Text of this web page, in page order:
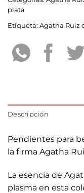
plata
Etiqueta: Agatha Ruiz
Descripción
Pendientes para
la firma Agatha
La esencia de
plasma en esta